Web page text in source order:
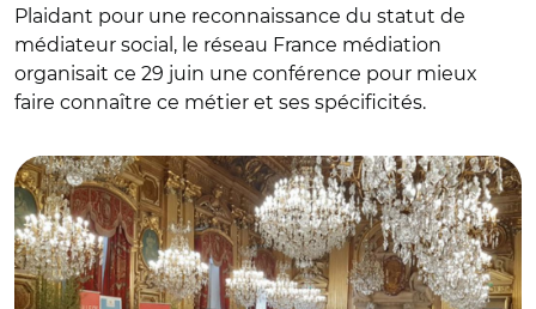
Plaidant pour une reconnaissance du statut de
médiateur social, le réseau France médiation
organisait ce 29 juin une conférence pour mieux
faire connaître ce métier et ses spécificités.
© @FranceMediation/ Réunion des acteurs de la